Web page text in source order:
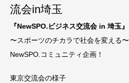
流会in埼玉
『NewSPO.ビジネス交流会 in 埼玉』
〜スポーツのチカラで社会を変える〜
NewSPO.コミュニティ企画！
東京交流会の様子